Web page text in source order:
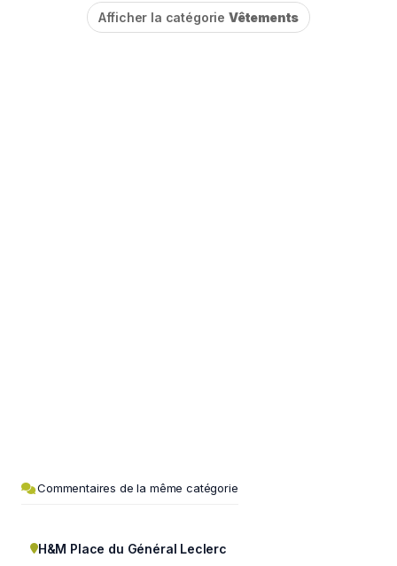
Afficher la catégorie Vêtements
Commentaires de la même catégorie
H&M Place du Général Leclerc